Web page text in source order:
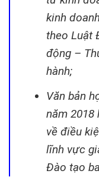
kinh
theo Luật
động –
hành;
Văn bản
năm 2018
về điều
lĩnh vực
Đào tạo